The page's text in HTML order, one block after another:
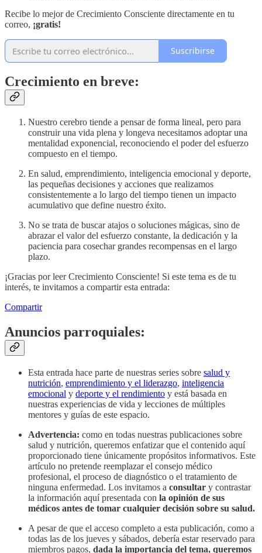
Recibe lo mejor de Crecimiento Consciente directamente en tu
correo, ¡gratis!
Suscribirse
Crecimiento en breve:
Nuestro cerebro tiende a pensar de forma lineal, pero para
construir una vida plena y longeva necesitamos adoptar una
mentalidad exponencial, reconociendo el poder del esfuerzo
compuesto en el tiempo.
En salud, emprendimiento, inteligencia emocional y deporte,
las pequeñas decisiones y acciones que realizamos
consistentemente a lo largo del tiempo tienen un impacto
acumulativo que define nuestro éxito.
No se trata de buscar atajos o soluciones mágicas, sino de
abrazar el valor del esfuerzo constante, la dedicación y la
paciencia para cosechar grandes recompensas en el largo
plazo.
¡Gracias por leer Crecimiento Consciente! Si este tema es de tu
interés, te invitamos a compartir esta entrada:
Compartir
Anuncios parroquiales:
Esta entrada hace parte de nuestras series sobre salud y
nutrición, emprendimiento y el liderazgo, inteligencia
emocional y deporte y el rendimiento y está basada en
nuestras experiencias de vida y lecciones de múltiples
mentores y guías de este espacio.
Advertencia: como en todas nuestras publicaciones sobre
salud y nutrición, queremos enfatizar que el contenido aquí
proporcionado tiene únicamente propósitos informativos. Este
artículo no pretende reemplazar el consejo médico
profesional, el proceso de diagnóstico o el tratamiento de
ninguna enfermedad. Los invitamos a consultar y contrastar
la información aquí presentada con la opinión de sus
médicos antes de tomar cualquier decisión sobre su salud.
A pesar de que el acceso completo a esta publicación, como a
todas las de los jueves y sábados, debería estar reservado para
miembros pagos, dada la importancia del tema, queremos